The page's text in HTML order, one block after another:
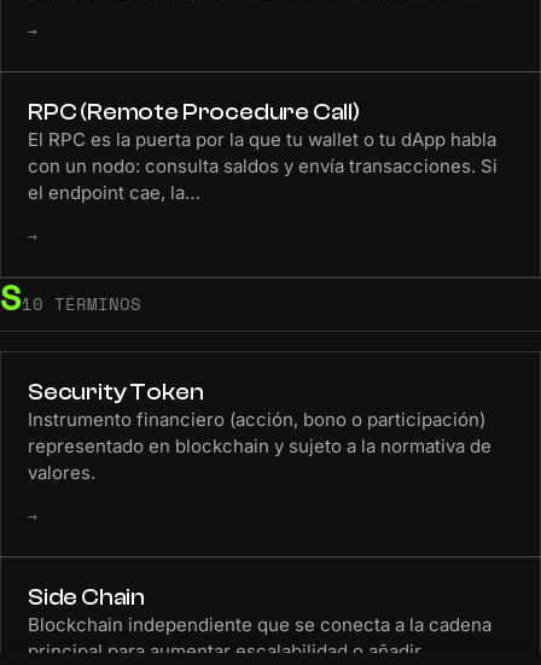
→
RPC (Remote Procedure Call)
El RPC es la puerta por la que tu wallet o tu dApp habla
con un nodo: consulta saldos y envía transacciones. Si
el endpoint cae, la…
→
S10 TÉRMINOS
Security Token
Instrumento financiero (acción, bono o participación)
representado en blockchain y sujeto a la normativa de
valores.
→
Side Chain
Blockchain independiente que se conecta a la cadena
principal para aumentar escalabilidad o añadir